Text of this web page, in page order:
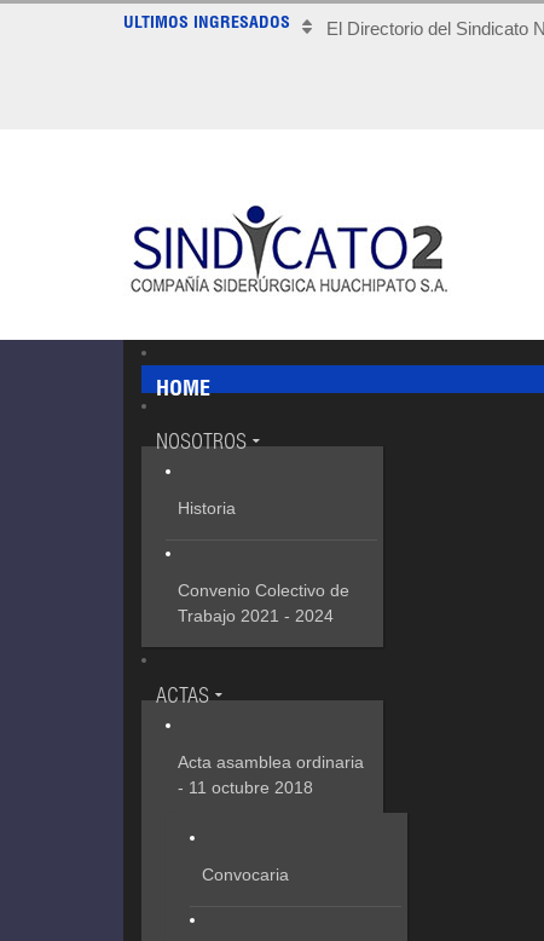
ULTIMOS INGRESADOS El Directorio del Sindicato
HOME
NOSOTROS
Historia
Convenio Colectivo de
Trabajo 2021 - 2024
ACTAS
Acta asamblea ordinaria
- 11 octubre 2018
Convocaria